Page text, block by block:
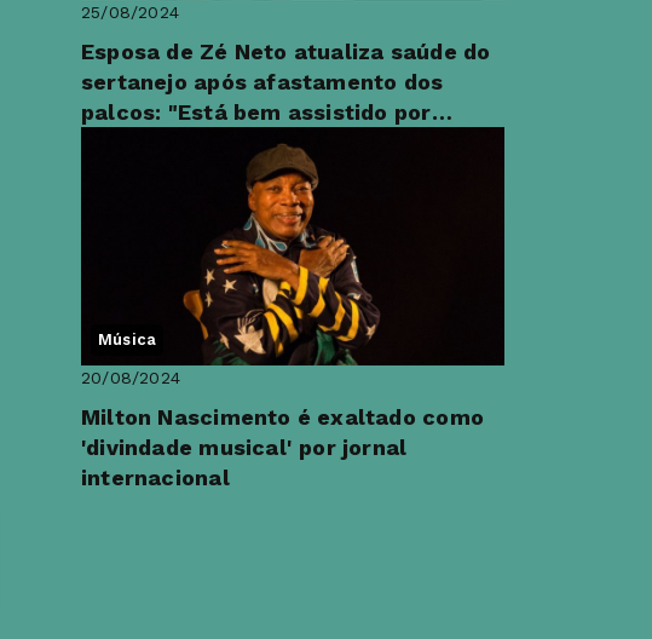
25/08/2024
Esposa de Zé Neto atualiza saúde do
sertanejo após afastamento dos
palcos: "Está bem assistido por
Música
20/08/2024
Milton Nascimento é exaltado como
'divindade musical' por jornal
internacional